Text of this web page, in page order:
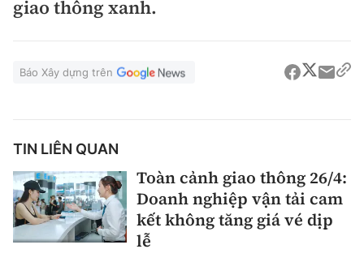
Đường sắt đô thị
Thi viết về GTVT
Hỏi - Đáp
Chung tay vì ATGT
Lao động - Công đoàn
Điện ảnh
Thể thao
360 độ thể thao
Tư vấn
Thời sự Quốc tế
Hồ sơ tài liệu
Thế giới giao thông
Đi ++
Du lịch
Khám phá
Video
Thời sự
giao thông xanh.
Báo Xây dựng trên
TIN LIÊN QUAN
Toàn cảnh giao thông 26/4:
Doanh nghiệp vận tải cam
kết không tăng giá vé dịp
lễ